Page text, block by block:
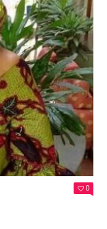
DE
UN
BEL
LA
0